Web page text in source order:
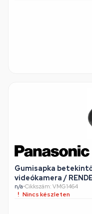
Gumisapka
videókamera /
n/a•Cikkszám: VMG1464
Nincs készleten